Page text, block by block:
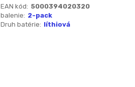
EAN kód: 5000394020320
balenie: 2-pack
Druh batérie: líthiová